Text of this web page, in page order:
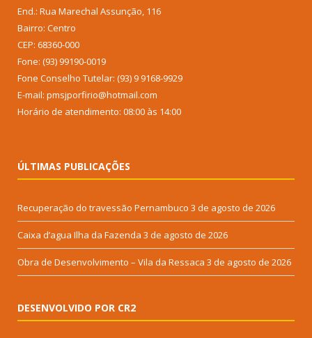
End.: Rua Marechal Assunção, 116
Bairro: Centro
CEP: 68360-000
Fone: (93) 99190-0019
Fone Conselho Tutelar: (93) 9 9168-9929
E-mail: pmsjporfirio@hotmail.com
Horário de atendimento: 08:00 às 14:00
ÚLTIMAS PUBLICAÇÕES
Recuperação do travessão Pernambuco 3 de agosto de 2026
Caixa d’agua Ilha da Fazenda 3 de agosto de 2026
Obra de Desenvolvimento – Vila da Ressaca 3 de agosto de 2026
DESENVOLVIDO POR CR2